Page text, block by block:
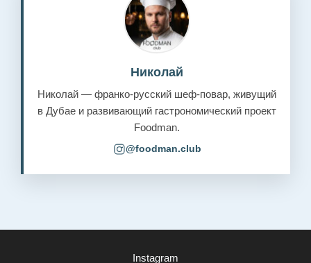
Николай
Николай — франко-русский шеф-повар, живущий
в Дубае и развивающий гастрономический проект
Foodman.
@foodman.club
Instagram